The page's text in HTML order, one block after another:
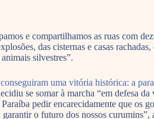
e compartilhamos as ruas com
das cisternas e casas rachadas,
silvestres”.
uma vitória histórica: a
se somar à marcha “em defesa
pedir encarecidamente que os
o futuro dos nossos curumins”,